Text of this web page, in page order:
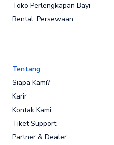
Toko Perlengkapan Bayi
Rental, Persewaan
Tentang
Siapa Kami?
Karir
Kontak Kami
Tiket Support
Partner & Dealer